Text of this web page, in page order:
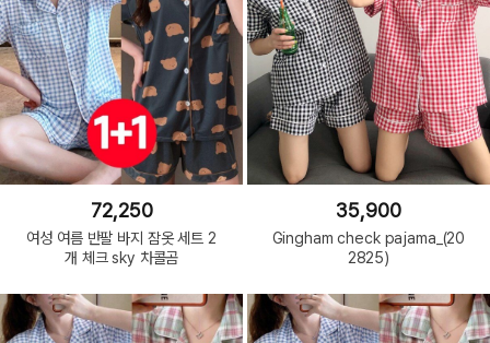
72,250
여성 여름 반팔 바지 잠옷 세트 2
개 체크 sky 차콜곰
35,900
Gingham check pajama_(20
2825)